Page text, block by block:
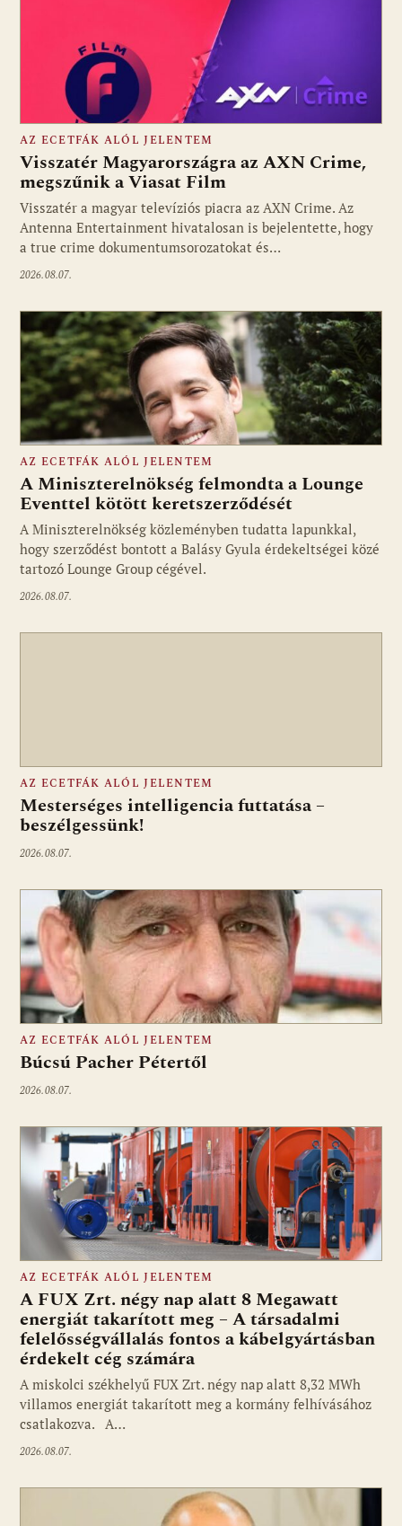
Fotó: media1.hu
AZ ECETFÁK ALÓL JELENTEM
Visszatér Magyarországra az AXN Crime,
megszűnik a Viasat Film
Visszatér a magyar televíziós piacra az AXN Crime. Az
Antenna Entertainment hivatalosan is bejelentette, hogy
a true crime dokumentumsorozatokat és…
2026.08.07.
Fotó: media1.hu
AZ ECETFÁK ALÓL JELENTEM
A Miniszterelnökség felmondta a Lounge
Eventtel kötött keretszerződését
A Miniszterelnökség közleményben tudatta lapunkkal,
hogy szerződést bontott a Balásy Gyula érdekeltségei közé
tartozó Lounge Group cégével.
2026.08.07.
AZ ECETFÁK ALÓL JELENTEM
Mesterséges intelligencia futtatása –
beszélgessünk!
2026.08.07.
AZ ECETFÁK ALÓL JELENTEM
Búcsú Pacher Pétertől
2026.08.07.
AZ ECETFÁK ALÓL JELENTEM
A FUX Zrt. négy nap alatt 8 Megawatt
energiát takarított meg – A társadalmi
felelősségvállalás fontos a kábelgyártásban
érdekelt cég számára
A miskolci székhelyű FUX Zrt. négy nap alatt 8,32 MWh
villamos energiát takarított meg a kormány felhívásához
csatlakozva. A…
2026.08.07.